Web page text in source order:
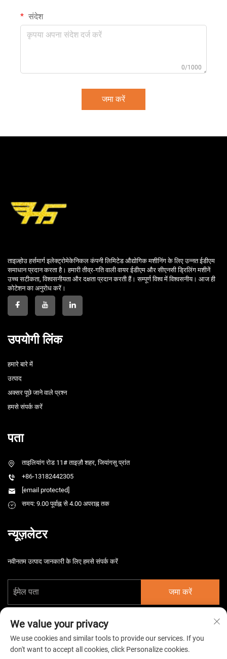
संदेश
0/1000
जमा करें
ताइज़्होउ हर्समार्ग इलेक्ट्रोमेकेनिकल कंपनी लिमिटेड औद्योगिक मशीनिंग के लिए उन्नत ईडीएम
समाधान प्रदान करता है। हमारी तीव्र-गति वाली वायर ईडीएम और सीएनसी ड्रिलिंग मशीनें
उच्च सटीकता, विश्वसनीयता और दक्षता प्रदान करती हैं। सम्पूर्ण विश्व में विश्वसनीय। आज ही
कोटेशन का अनुरोध करें।
उपयोगी लिंक
हमारे बारे में
उत्पाद
अक्सर पूछे जाने वाले प्रश्न
हमसे संपर्क करें
पता
ताइलियांग रोड 11# ताइज़ौ शहर, जियांगसु प्रांत
+86-13182442305
[email protected]
समय: 9.00 पूर्वाह्न से 4.00 अपराह्न तक
न्यूज़लेटर
नवीनतम उत्पाद जानकारी के लिए हमसे संपर्क करें
जमा करें
We value your privacy
We use cookies and similar tools to provide our services. If you
don't want to accept all cookies, click Personalize cookies.